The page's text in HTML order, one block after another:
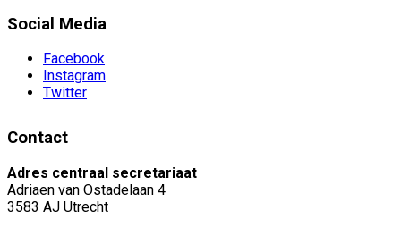
Social Media
Facebook
Instagram
Twitter
Contact
Adres centraal secretariaat
Adriaen van Ostadelaan 4
3583 AJ Utrecht